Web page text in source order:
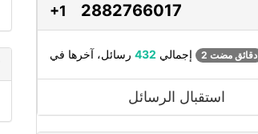
+1 2882766017
إجمالي 432 2 دقائق مضت
استقبال الرسائل